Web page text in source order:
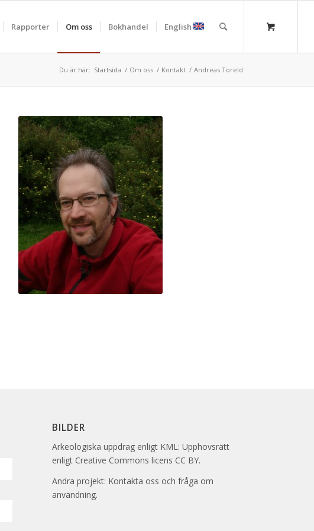
Rapporter Om oss Bokhandel English
Du är här: Startsida / Om oss / Kontakt / Andreas Toreld
BILDER
Arkeologiska uppdrag enligt KML: Upphovsrätt
enligt Creative Commons licens CC BY.
Andra projekt: Kontakta oss och fråga om
användning.